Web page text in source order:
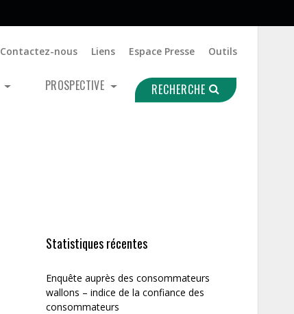
Contactez-nous Liens Espace Presse Outils
PROSPECTIVE RECHERCHE
Statistiques récentes
Enquête auprès des consommateurs
wallons – indice de la confiance des
consommateurs